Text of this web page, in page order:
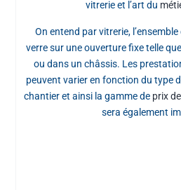
vitrerie et l’art du
On entend par vitrerie,
verre sur une ouverture fixe telle
ou dans un châssis. Les
peuvent varier en fonction du type
chantier et ainsi la gamme de prix
sera également